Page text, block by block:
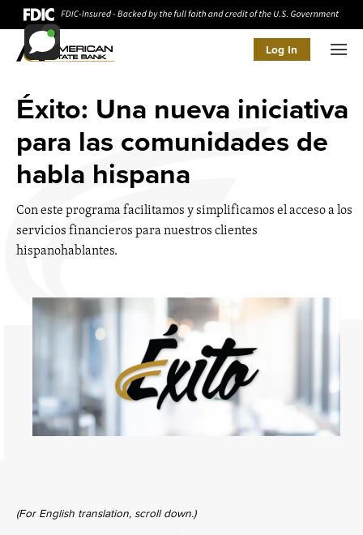
Log In
Éxito: Una nueva iniciativa
para las comunidades de
habla hispana
Con este programa facilitamos y simplificamos el acceso a los
servicios financieros para nuestros clientes
hispanohablantes.
(For English translation, scroll down.)